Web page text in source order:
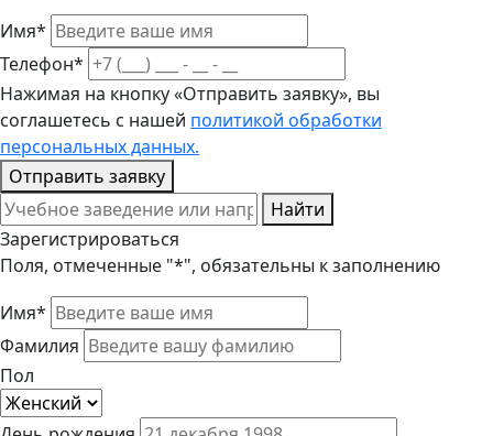
Имя*
Телефон*
Нажимая на кнопку «Отправить заявку», вы
соглашетесь с нашей политикой обработки
персональных данных.
Отправить заявку
Найти
Зарегистрироваться
Поля, отмеченные "*", обязательны к заполнению
Имя*
Фамилия
Пол